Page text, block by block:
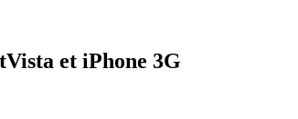
et iPhone 3G